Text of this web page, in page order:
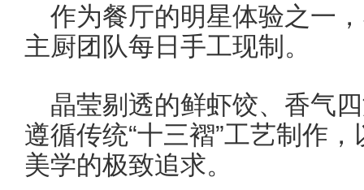
作为餐厅的明星体验之一
主厨团队每日手工现制。
晶莹剔透的鲜虾饺、香气
遵循传统“十三褶”工艺制作
美学的极致追求。